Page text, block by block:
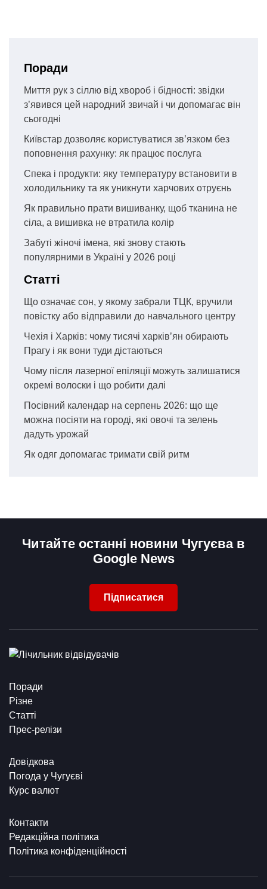
Поради
Миття рук з сіллю від хвороб і бідності: звідки
з’явився цей народний звичай і чи допомагає він
сьогодні
Київстар дозволяє користуватися зв’язком без
поповнення рахунку: як працює послуга
Спека і продукти: яку температуру встановити в
холодильнику та як уникнути харчових отруєнь
Як правильно прати вишиванку, щоб тканина не
сіла, а вишивка не втратила колір
Забуті жіночі імена, які знову стають
популярними в Україні у 2026 році
Статті
Що означає сон, у якому забрали ТЦК, вручили
повістку або відправили до навчального центру
Чехія і Харків: чому тисячі харків’ян обирають
Прагу і як вони туди дістаються
Чому після лазерної епіляції можуть залишатися
окремі волоски і що робити далі
Посівний календар на серпень 2026: що ще
можна посіяти на городі, які овочі та зелень
дадуть урожай
Як одяг допомагає тримати свій ритм
Читайте останні новини Чугуєва в
Google News
Підписатися
Поради
Різне
Статті
Прес-релізи
Довідкова
Погода у Чугуєві
Курс валют
Контакти
Редакційна політика
Політика конфіденційності